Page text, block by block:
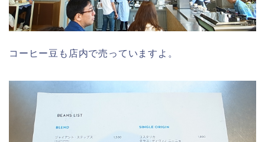
コーヒー豆も店内で売っていますよ。